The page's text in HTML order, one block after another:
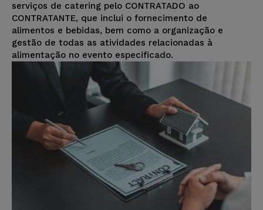
serviços de catering pelo CONTRATADO ao
CONTRATANTE, que inclui o fornecimento de
alimentos e bebidas, bem como a organização e
gestão de todas as atividades relacionadas à
alimentação no evento especificado.